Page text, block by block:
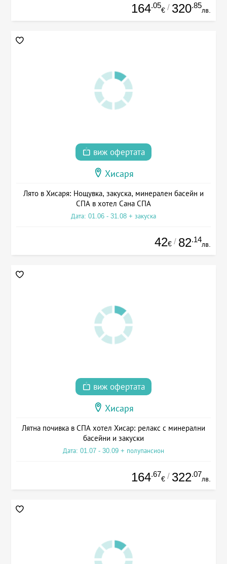
164.05
€ / 320.85
лв.
виж офертата
Хисаря
Лято в Хисаря: Нощувка, закуска, минерален басейн и
СПА в хотел Сана СПА
Дата: 01.06 - 31.08 + закуска
42€ / 82.14
лв.
виж офертата
Хисаря
Лятна почивка в СПА хотел Хисар: релакс с минерални
басейни и закуски
Дата: 01.07 - 30.09 + полупансион
164.67
€ / 322.07
лв.